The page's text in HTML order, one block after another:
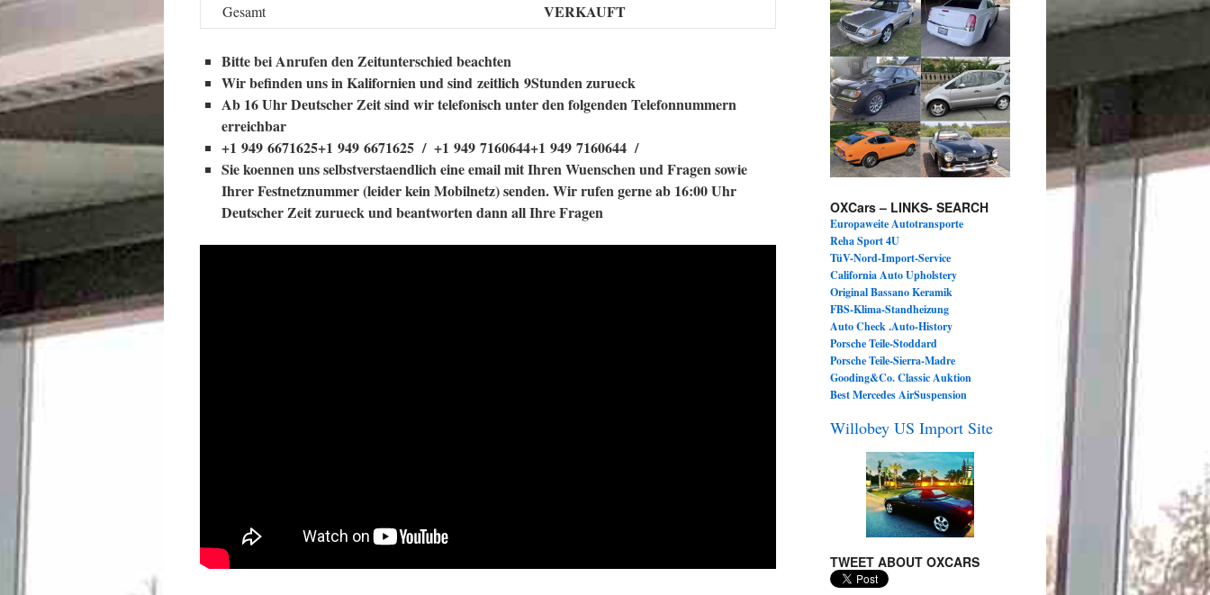
GesamtVERKAUFT
Bitte bei Anrufen den Zeitunterschied beachten
Wir befinden uns in Kalifornien und sind zeitlich 9Stunden zurueck
Ab 16 Uhr Deutscher Zeit sind wir telefonisch unter den folgenden Telefonnummern
erreichbar
+1 949 6671625+1 949 6671625 / +1 949 7160644+1 949 7160644 /
Sie koennen uns selbstverstaendlich eine email mit Ihren Wuenschen und Fragen sowie
Ihrer Festnetznummer (leider kein Mobilnetz) senden. Wir rufen gerne ab 16:00 Uhr
Deutscher Zeit zurueck und beantworten dann all Ihre Fragen
OXCars – LINKS- SEARCH
Europaweite Autotransporte
Reha Sport 4U
TüV-Nord-Import-Service
California Auto Upholstery
Original Bassano Keramik
FBS-Klima-Standheizung
Auto Check .Auto-History
Porsche Teile-Stoddard
Porsche Teile-Sierra-Madre
Gooding&Co. Classic Auktion
Best Mercedes AirSuspension
Willobey US Import Site
TWEET ABOUT OXCARS